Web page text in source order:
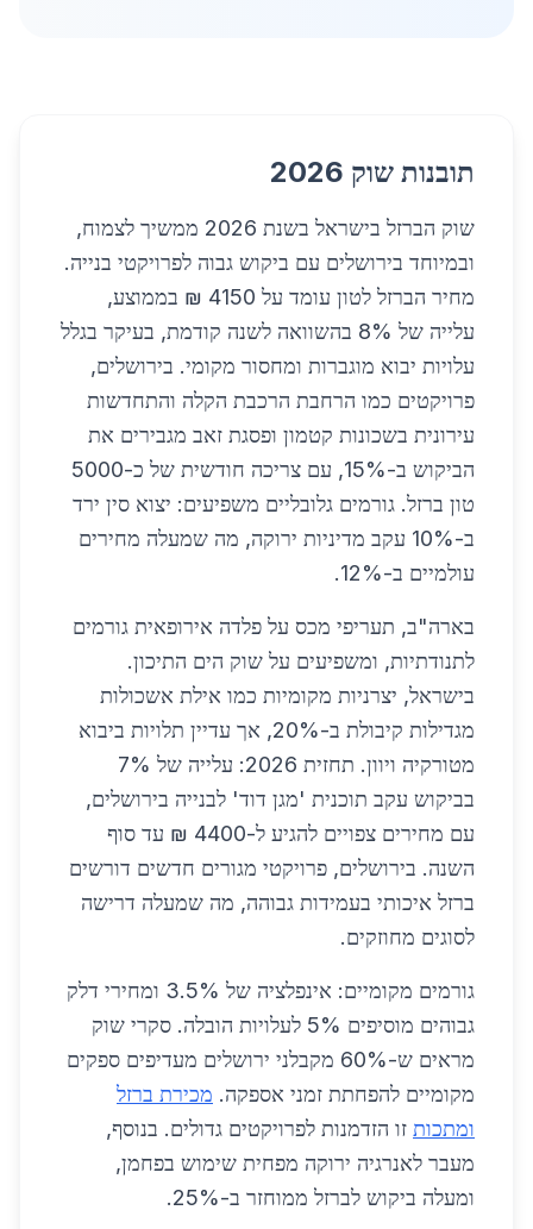
תובנות שוק 2026
שוק הברזל בישראל בשנת 2026 ממשיך לצמוח,
ובמיוחד בירושלים עם ביקוש גבוה לפרויקטי בנייה.
מחיר הברזל לטון עומד על 4150 ₪ בממוצע,
עלייה של 8% בהשוואה לשנה קודמת, בעיקר בגלל
עלויות יבוא מוגברות ומחסור מקומי. בירושלים,
פרויקטים כמו הרחבת הרכבת הקלה והתחדשות
עירונית בשכונות קטמון ופסגת זאב מגבירים את
הביקוש ב-15%, עם צריכה חודשית של כ-5000
טון ברזל. גורמים גלובליים משפיעים: יצוא סין ירד
ב-10% עקב מדיניות ירוקה, מה שמעלה מחירים
עולמיים ב-12%.
בארה"ב, תעריפי מכס על פלדה אירופאית גורמים
לתנודתיות, ומשפיעים על שוק הים התיכון.
בישראל, יצרניות מקומיות כמו אילת אשכולות
מגדילות קיבולת ב-20%, אך עדיין תלויות ביבוא
מטורקיה ויוון. תחזית 2026: עלייה של 7%
בביקוש עקב תוכנית 'מגן דוד' לבנייה בירושלים,
עם מחירים צפויים להגיע ל-4400 ₪ עד סוף
השנה. בירושלים, פרויקטי מגורים חדשים דורשים
ברזל איכותי בעמידות גבוהה, מה שמעלה דרישה
לסוגים מחוזקים.
גורמים מקומיים: אינפלציה של 3.5% ומחירי דלק
גבוהים מוסיפים 5% לעלויות הובלה. סקרי שוק
מראים ש-60% מקבלני ירושלים מעדיפים ספקים
מקומיים להפחתת זמני אספקה. מכירת ברזל
ומתכות זו הזדמנות לפרויקטים גדולים. בנוסף,
מעבר לאנרגיה ירוקה מפחית שימוש בפחמן,
ומעלה ביקוש לברזל ממוחזר ב-25%.